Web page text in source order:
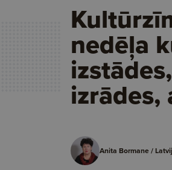
nedēļa
Anita Bormane /